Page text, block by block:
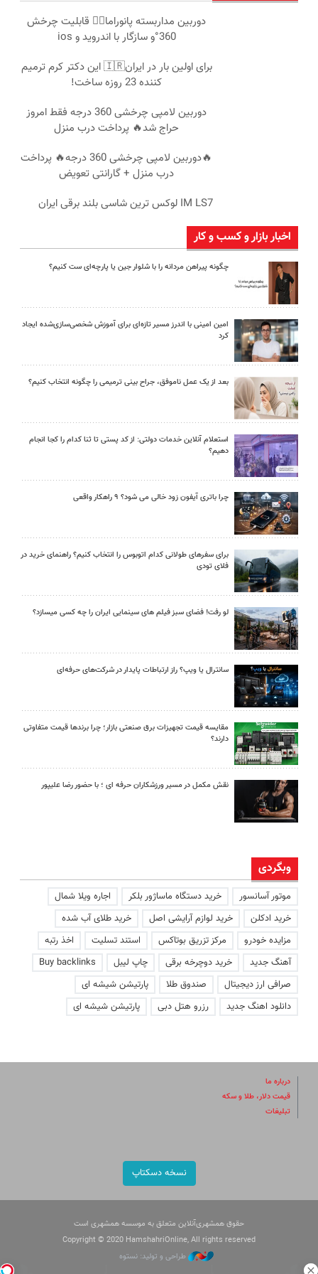
دوربین مداربسته پانوراما👈🏻 قابلیت چرخش
360°و سازگار با اندروید و ios
برای اولین بار در ایران🇮🇷 این دکتر کرم ترمیم
کننده 23 روزه ساخت!
دوربین لامپی چرخشی 360 درجه فقط امروز
حراج شد🔥 پرداخت درب منزل
🔥دوربین لامپی چرخشی 360 درجه🔥 پرداخت
درب منزل + گارانتی تعویض
IM LS7 لوکس ترین شاسی بلند برقی ایران
اخبار بازار و کسب و کار
چگونه پیراهن مردانه را با شلوار جین یا پارچه‌ای ست کنیم؟
امین امینی با اندرز مسیر تازه‌ای برای آموزش شخصی‌سازی‌شده ایجاد
کرد
بعد از یک عمل ناموفق، جراح بینی ترمیمی را چگونه انتخاب کنیم؟
استعلام آنلاین خدمات دولتی: از کد پستی تا ثنا کدام را کجا انجام
دهیم؟
چرا باتری آیفون زود خالی می شود؟ ۹ راهکار واقعی
برای سفرهای طولانی کدام اتوبوس را انتخاب کنیم؟ راهنمای خرید در
فلای تودی
لو رفت! فضای سبز فیلم های سینمایی ایران را چه کسی میسازد؟
سانترال یا ویپ؟ راز ارتباطات پایدار در شرکت‌های حرفه‌ای
مقایسه قیمت تجهیزات برق صنعتی بازار؛ چرا برندها قیمت متفاوتی
دارند؟
نقش مکمل در مسیر ورزشکاران حرفه ای ؛ با حضور رضا علیپور
وبگردی
موتور آسانسور خرید دستگاه ماساژور بلکر
اجاره ویلا شمال
خرید ادکلن
خرید لوازم آرایشی اصل
خرید طلای آب شده
مزایده خودرو
مرکز تزریق بوتاکس استند تسلیت
اخذ رتبه
آهنگ جدید
خرید دوچرخه برقی چاپ لیبل
Buy backlinks
صرافی ارز دیجیتال
صندوق طلا
پارتیشن شیشه ای
دانلود اهنگ جدید
رزرو هتل دبی پارتیشن شیشه ای
درباره ما
قیمت دلار، طلا و سکه
تبلیغات
نسخه دسکتاپ
حقوق همشهری‌آنلاین متعلق به موسسه همشهری است
Copyright © 2020 HamshahriOnline, All rights reserved
طراحی و تولید: نستوه